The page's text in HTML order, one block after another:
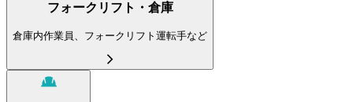
フォークリフト・倉庫
倉庫内作業員、フォークリフト運転手など